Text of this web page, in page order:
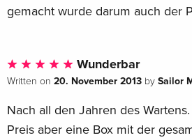
gemacht wurde darum auch der
Wunderbar
Written on 20. November 2013 by Sailor
Nach all den Jahren des
Preis aber eine Box mit der